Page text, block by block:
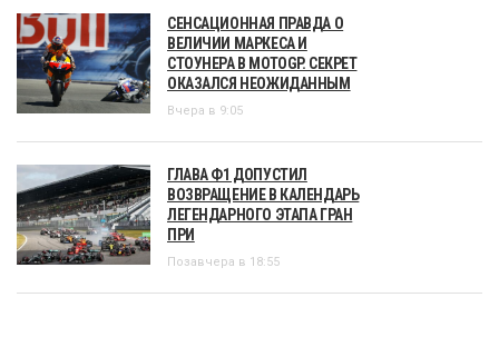
СЕНСАЦИОННАЯ ПРАВДА О
ВЕЛИЧИИ МАРКЕСА И
СТОУНЕРА В MOTOGP. СЕКРЕТ
ОКАЗАЛСЯ НЕОЖИДАННЫМ
Вчера в 9:05
ГЛАВА Ф1 ДОПУСТИЛ
ВОЗВРАЩЕНИЕ В КАЛЕНДАРЬ
ЛЕГЕНДАРНОГО ЭТАПА ГРАН
ПРИ
Позавчера в 18:55